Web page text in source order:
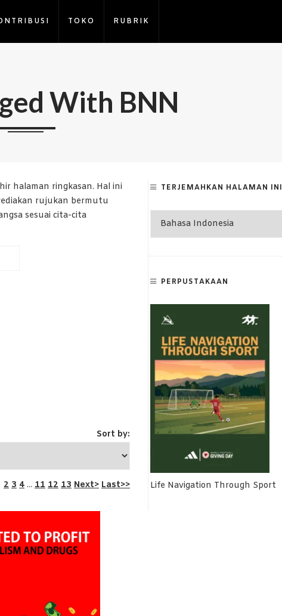
TOKO RUBRIK
With BNN
halaman ringkasan. Hal ini
rujukan bermutu
sesuai cita-cita
Sort by:
2 3 4 ... 11 12 13 Next> Last>>
TERJEMAHKAN HALAMAN INI
PERPUSTAKAAN
Life Navigation Through Sport